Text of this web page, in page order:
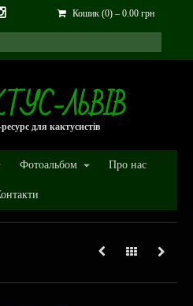
Кошик (0) – 0.00 грн
для кактусистів
Фотоальбом Про нас